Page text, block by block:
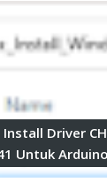
Install Driver
Untuk Arduino